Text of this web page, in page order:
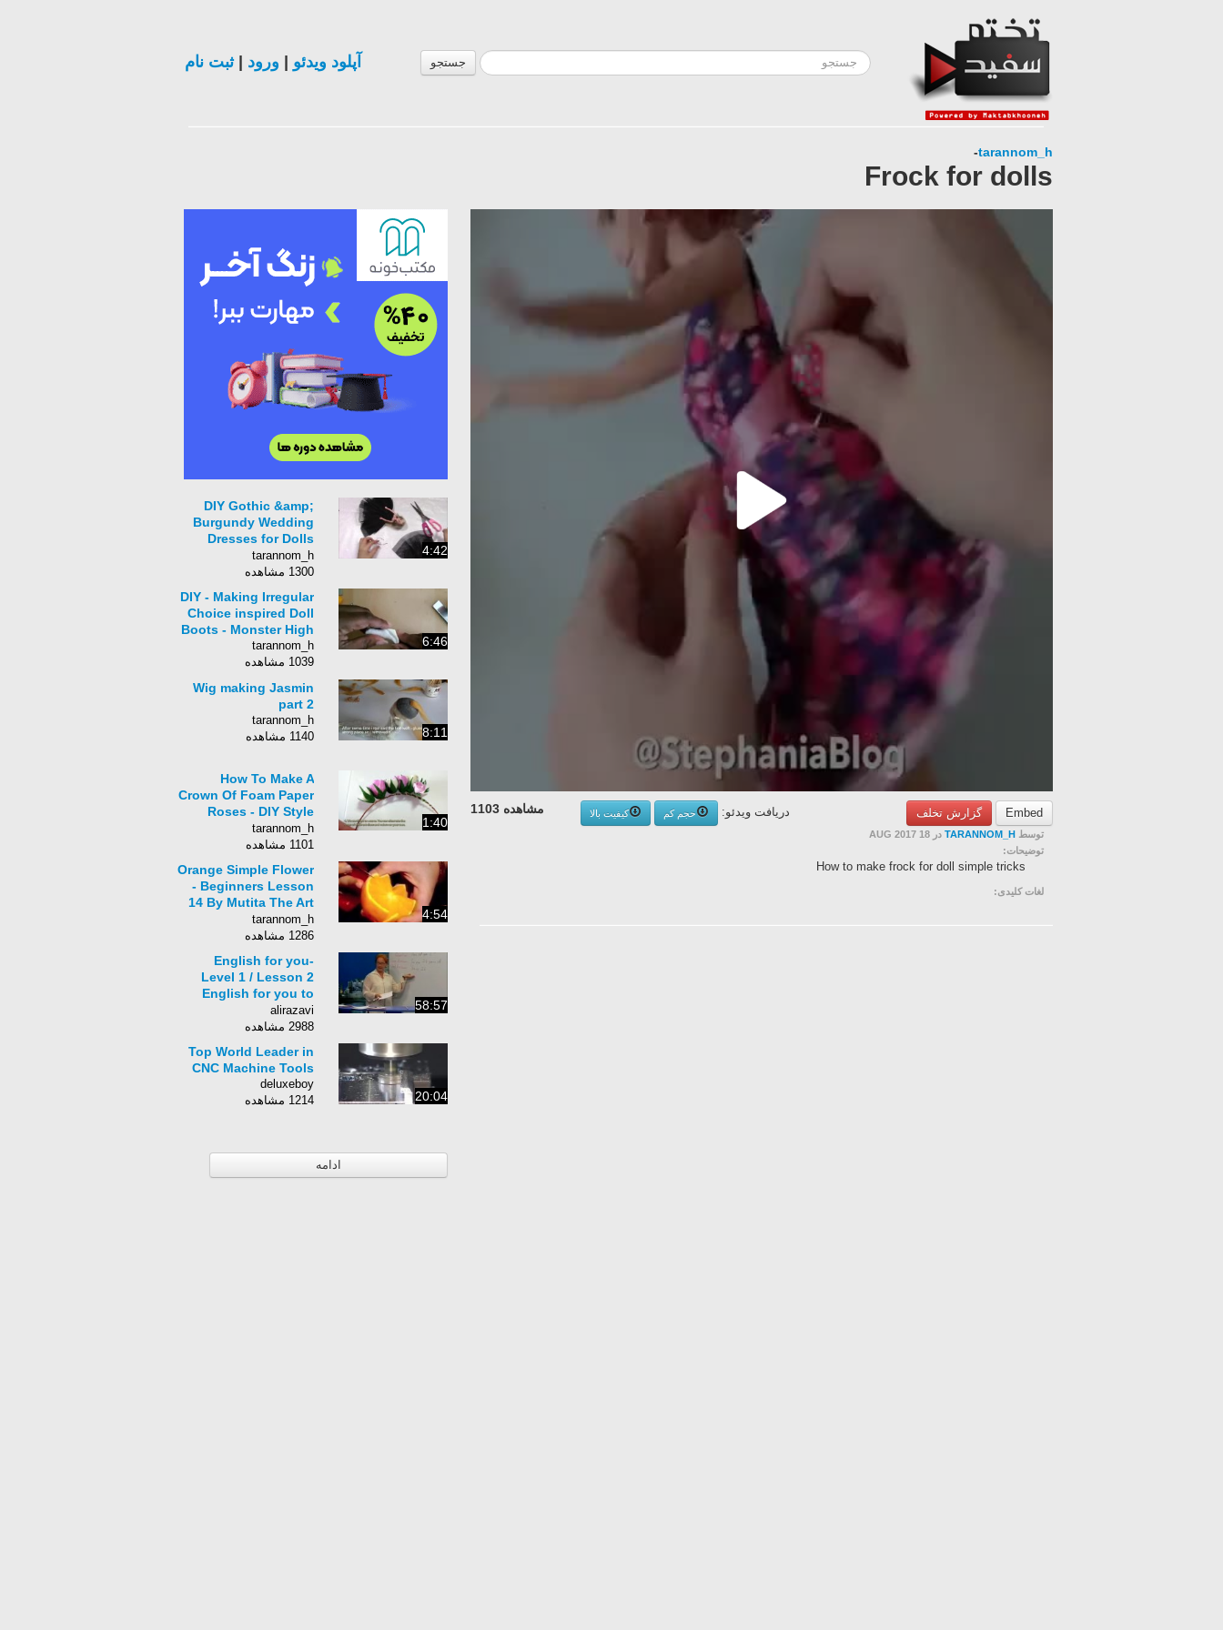
جستجو آپلود ویدئو ورود |ثبت نام
tarannom_h
-
Frock for dolls
Embed گزارش تخلف مشاهده 1103 دریافت ویدئو: حجم کم
کیفیت بالا
توسط TARANNOM_H در 18 AUG 2017
توضیحات:
How to make frock for doll simple tricks
لغات کلیدی:
4:42
DIY Gothic &amp;
Burgundy Wedding
Dresses for Dolls
(Simple&amp;Fast)
tarannom_h
1300 مشاهده
6:46
DIY - Making Irregular
Choice inspired Doll
Boots - Monster High
tarannom_h
1039 مشاهده
8:11
Wig making Jasmin
part 2
tarannom_h
1140 مشاهده
1:40
How To Make A
Crown Of Foam Paper
Roses - DIY Style
Tutorial -
Guidecentral
tarannom_h
1101 مشاهده
4:54
Orange Simple Flower
- Beginners Lesson
14 By Mutita The Art
Of Fruit And
Vegetable Carving
tarannom_h
1286 مشاهده
58:57
English for you-
Level 1 / Lesson 2
English for you to
Learning
alirazavi
2988 مشاهده
20:04
Top World Leader in
CNC Machine Tools
deluxeboy
1214 مشاهده
ادامه